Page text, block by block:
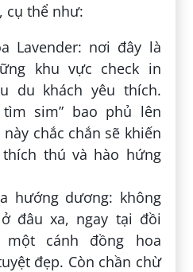
cụ thể như:
Lavender: nơi đây là
khu vực check in
du khách yêu thích.
sim” bao phủ lên
chắc chắn sẽ khiến
thú và hào hứng
hướng dương: không
đâu xa, ngay tại đồi
cánh đồng hoa
đẹp. Còn chần chừ